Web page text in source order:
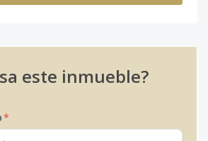
este inmueble?
*